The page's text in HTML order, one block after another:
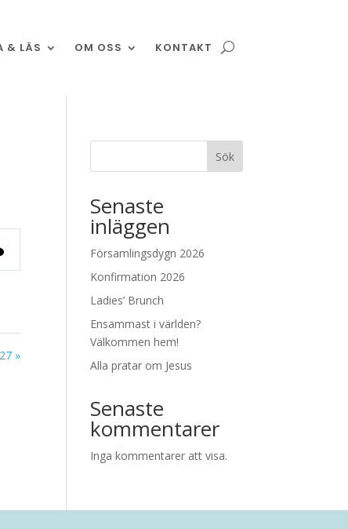
& LÄS OM OSS KONTAKT
»
Sök
Senaste
inläggen
Församlingsdygn 2026
Konfirmation 2026
Ladies’ Brunch
Ensammast i världen?
Välkommen hem!
Alla pratar om Jesus
Senaste
kommentarer
Inga kommentarer att visa.